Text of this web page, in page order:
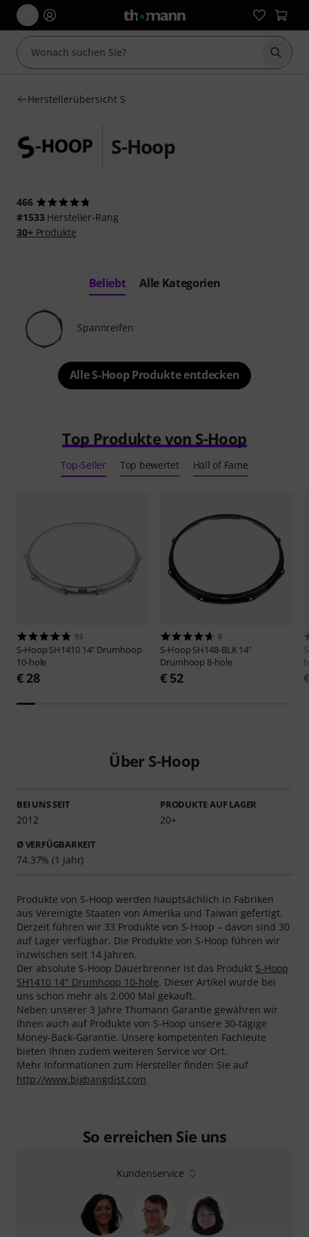
Suche
Herstellerübersicht S
S-Hoop
466
#1533Hersteller-Rang
30+Produkte
Beliebt Alle Kategorien
Spannreifen
Alle S-Hoop Produkte entdecken
Top Produkte von S-Hoop
Top-Seller Top bewertet Hall of Fame
93
S-Hoop SH1410 14" Drumhoop
10-hole
€ 28
8
S-Hoop SH148-BLK 14"
Drumhoop 8-hole
€ 52
Über S-Hoop
BEI UNS SEIT
2012
PRODUKTE AUF LAGER
20+
Ø VERFÜGBARKEIT
74.37% (1 Jahr)
Produkte von S-Hoop werden hauptsächlich in Fabriken
aus Vereinigte Staaten von Amerika und Taiwan gefertigt.
Derzeit führen wir 33 Produkte von S-Hoop – davon sind 30
auf Lager verfügbar. Die Produkte von S-Hoop führen wir
inzwischen seit 14 Jahren.
Der absolute S-Hoop Dauerbrenner ist das Produkt S-Hoop
SH1410 14" Drumhoop 10-hole. Dieser Artikel wurde bei
uns schon mehr als 2.000 Mal gekauft.
Neben unserer 3 Jahre Thomann Garantie gewähren wir
Ihnen auch auf Produkte von S-Hoop unsere 30-tägige
Money-Back-Garantie. Unsere kompetenten Fachleute
bieten Ihnen zudem weiteren Service vor Ort.
Mehr Informationen zum Hersteller finden Sie auf
http://www.bigbangdist.com
So erreichen Sie uns
Kundenservice